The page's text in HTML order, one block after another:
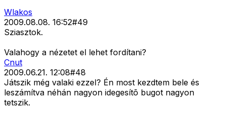
Wlakos
2009.08.08. 16:52#49
Sziasztok.
Valahogy a nézetet el lehet fordítani?
Cnut
2009.06.21. 12:08#48
Játszik még valaki ezzel? Én most kezdtem bele és
leszámítva néhán nagyon idegesítõ bugot nagyon
tetszik.